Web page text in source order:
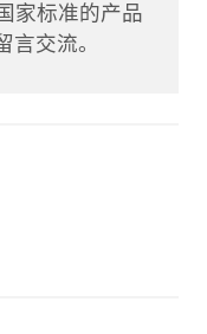
家标准的产品
言交流。